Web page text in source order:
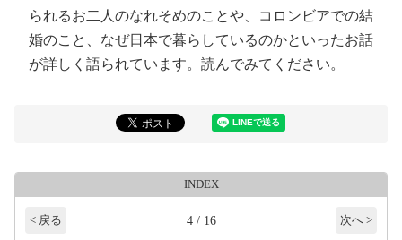
られるお二人のなれそめのことや、コロンビアでの結
婚のこと、なぜ日本で暮らしているのかといったお話
が詳しく語られています。読んでみてください。
INDEX
< 戻る 4 / 16 次へ >